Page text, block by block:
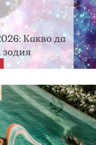
Какво да
зодия